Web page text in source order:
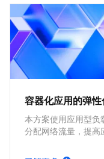
容器化应用的弹
本方案使用应用型
分配网络流量，提高
Kubernetes 的